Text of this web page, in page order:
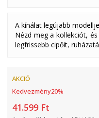
A kínálat legújabb
Nézd meg a kollekciót,
legfrissebb cipőit,
AKCIÓ
Kedvezmény20%
41.599 Ft